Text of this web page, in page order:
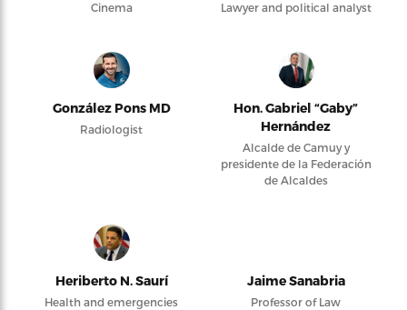
Cinema Lawyer and political analyst
González Pons MD
Radiologist
Hon. Gabriel “Gaby”
Hernández
Alcalde de Camuy y
presidente de la Federación
de Alcaldes
Heriberto N. Saurí
Health and emergencies
Jaime Sanabria
Professor of Law